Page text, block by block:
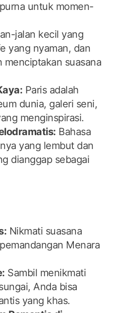
untuk momen-
jalan kecil yang
yang nyaman, dan
suasana
Paris adalah
dunia, galeri seni,
menginspirasi.
Bahasa
yang lembut dan
dianggap sebagai
Nikmati suasana
Menara
Sambil menikmati
Anda bisa
yang khas.